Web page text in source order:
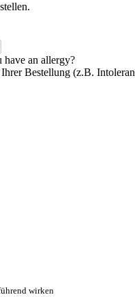
an allergy?
Bestellung (z.B.
wirken